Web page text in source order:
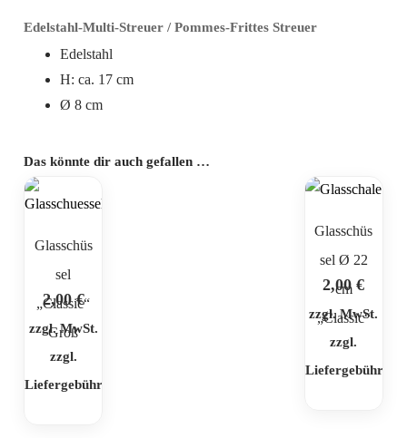
Edelstahl-Multi-Streuer / Pommes-Frittes Streuer
Edelstahl
H: ca. 17 cm
Ø 8 cm
Das könnte dir auch gefallen …
Glasschüs
sel
„Classic“
Groß
2,00€
zzgl. MwSt.
zzgl.
Liefergebühr
Glasschüs
sel Ø 22
cm
„Classic“
2,00€
zzgl. MwSt.
zzgl.
Liefergebühr